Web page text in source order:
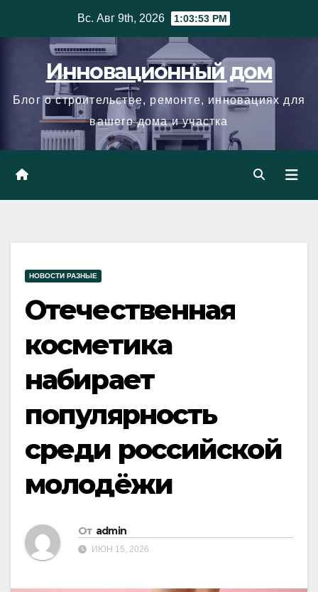
Вс. Авг 9th, 2026 1:03:54 PM
Инновационный дом
Блог о строительстве, ремонте, инновациях для
вашего дома и участка
НОВОСТИ РАЗНЫЕ
Отечественная
косметика
набирает
популярность
среди российской
молодёжи
От admin
ИЮН 15, 2026